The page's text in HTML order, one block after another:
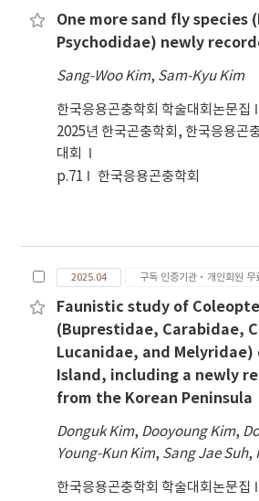
One more sand fly species
Psychodidae) newly
Sang-Woo Kim, Sam-Kyu Kim
한국응용곤충학회 학술대회논문집
2025년 한국곤충학회, 한국응용곤
대회
p.71
한국응용곤충학회
2025.04 구독 인증기관·개인회원 무
Faunistic study of
(Buprestidae, Carabidae,
Lucanidae, and Melyridae)
Island, including a newly
from the Korean Peninsula
Donguk Kim, Dooyoung Kim,
Young-Kun Kim, Sang Jae Suh,
한국응용곤충학회 학술대회논문집